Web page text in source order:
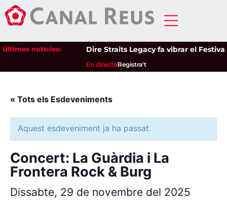
Últimes notícies: Dire Straits Legacy fa vibrar el
En directeRegistra't
« Tots els Esdeveniments
Aquest esdeveniment ja ha passat.
Concert: La Guàrdia i La
Frontera Rock & Burg
Dissabte, 29 de novembre del 2025